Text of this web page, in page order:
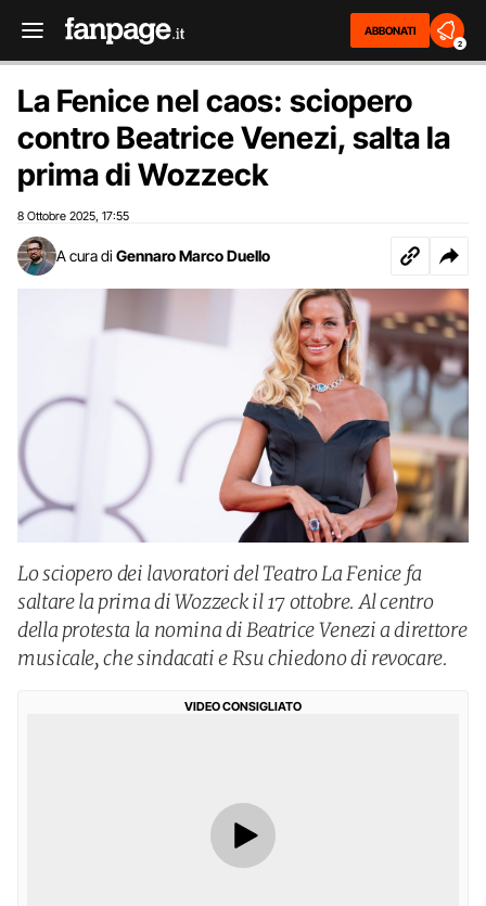
ABBONATI
2
La Fenice nel caos: sciopero
contro Beatrice Venezi, salta la
prima di Wozzeck
8 Ottobre 2025 17:55
A cura di Gennaro Marco Duello
Lo sciopero dei lavoratori del Teatro La Fenice fa
saltare la prima di Wozzeck il 17 ottobre. Al centro
della protesta la nomina di Beatrice Venezi a direttore
musicale, che sindacati e Rsu chiedono di revocare.
VIDEO CONSIGLIATO